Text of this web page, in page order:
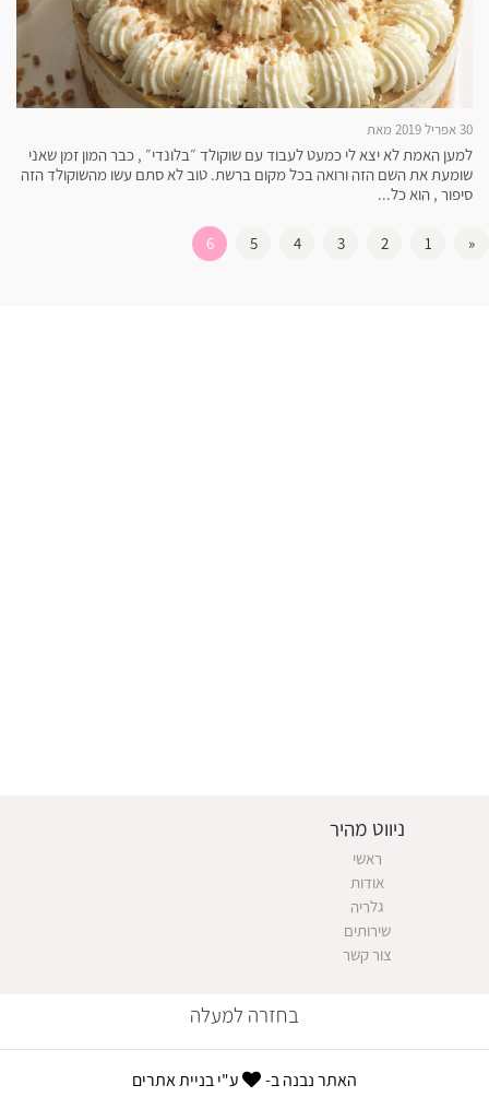
30 אפריל 2019 מאת
למען האמת לא יצא לי כמעט לעבוד עם שוקולד ״בלונדי״ , כבר המון זמן שאני
שומעת את השם הזה ורואה בכל מקום ברשת. טוב לא סתם עשו מהשוקולד הזה
סיפור , הוא כל...
«
1
2
3
4
5
6
ניווט מהיר
ראשי
אודות
גלריה
שירותים
צור קשר
בחזרה למעלה
האתר נבנה ב- ע"י בניית אתרים